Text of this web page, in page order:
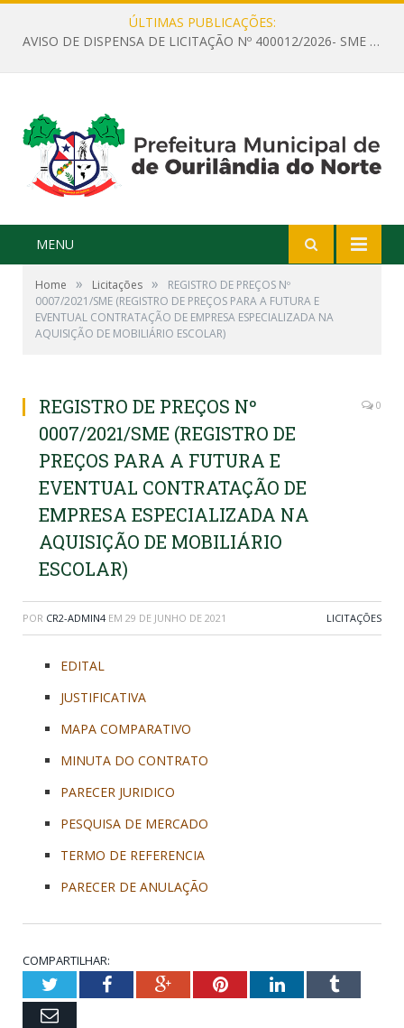
ÚLTIMAS PUBLICAÇÕES:
AVISO DE DISPENSA DE LICITAÇÃO Nº 400012/2026- SME – CONTRATAÇÃO DE EMPRESA ESPECIALIZADA PARA LOCAÇÃO DE ÔNIBUS EXECUTIVO COM CAPACIDADE DE 60 (SESSENTA) POLTRONAS, PARA TRANSPORTAR PROFESSORES RESPONSÁVEIS E ALUNOS PARA BRASÍLIA, COM SAÍDA DIA 10/08/2026 E RETORNO DIA 14/08/2026
MENU
Home » Licitações »
REGISTRO DE PREÇOS Nº
0007/2021/SME (REGISTRO DE PREÇOS PARA A FUTURA E
EVENTUAL CONTRATAÇÃO DE EMPRESA ESPECIALIZADA NA
AQUISIÇÃO DE MOBILIÁRIO ESCOLAR)
REGISTRO DE PREÇOS Nº
0007/2021/SME (REGISTRO DE
PREÇOS PARA A FUTURA E
EVENTUAL CONTRATAÇÃO DE
EMPRESA ESPECIALIZADA NA
AQUISIÇÃO DE MOBILIÁRIO
ESCOLAR)
0
POR CR2-ADMIN4 EM 29 DE JUNHO DE 2021 LICITAÇÕES
EDITAL
JUSTIFICATIVA
MAPA COMPARATIVO
MINUTA DO CONTRATO
PARECER JURIDICO
PESQUISA DE MERCADO
TERMO DE REFERENCIA
PARECER DE ANULAÇÃO
COMPARTILHAR:
TwitterFacebookGoogle+PinterestLinkedInTumblr
Email